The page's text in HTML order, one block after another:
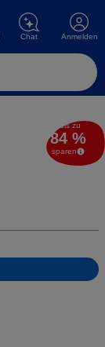
Chat Anmelden
Bis zu
84 %
sparen